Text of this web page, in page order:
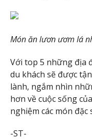
Món ăn lươn ươm lá
Với top 5 những địa
du khách sẽ được
lành, ngắm nhìn
hơn về cuộc sống
nghiệm các món đặc
-ST-